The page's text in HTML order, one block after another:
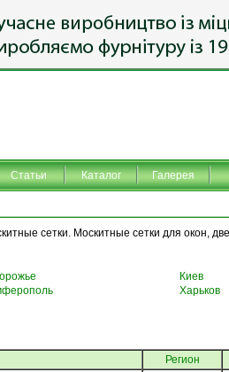
Статьи Каталог Галерея
сетки. Москитные сетки для окон,
Киев
Харьков
Регион